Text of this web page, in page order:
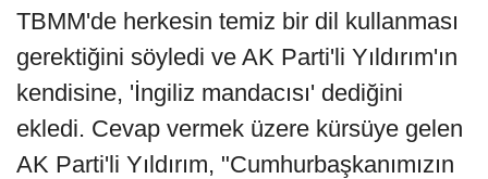
TBMM'de herkesin temiz bir dil kullanması
gerektiğini söyledi ve AK Parti'li Yıldırım'ın
kendisine, 'İngiliz mandacısı' dediğini
ekledi. Cevap vermek üzere kürsüye gelen
AK Parti'li Yıldırım, "Cumhurbaşkanımızın